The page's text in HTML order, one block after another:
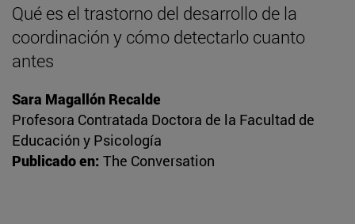
Qué es el trastorno del desarrollo de la
coordinación y cómo detectarlo cuanto
antes
Sara Magallón Recalde
Profesora Contratada Doctora de la Facultad de
Educación y Psicología
Publicado en: The Conversation